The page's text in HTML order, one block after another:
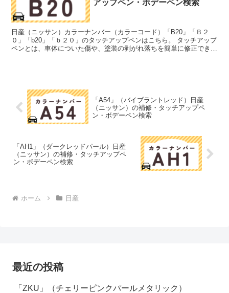
アップペン・ボデーペン検索
日産（ニッサン）カラーナンバー（カラーコード）「B20」「Ｂ２
０」「b20」「ｂ２０」のタッチアップペンはこちら。 タッチアップ
ペンとは、車体についた傷や、塗装の剥がれ落ちを簡単に修正できる
「A54」（バイブラントレッド）日産
（ニッサン）の補修・タッチアップペ
ン・ボデーペン検索
「AH1」（ダークレッドパール）日産
（ニッサン）の補修・タッチアップペ
ン・ボデーペン検索
ホーム 日産
最近の投稿
「ZKU」（チェリーピンクパールメタリック）